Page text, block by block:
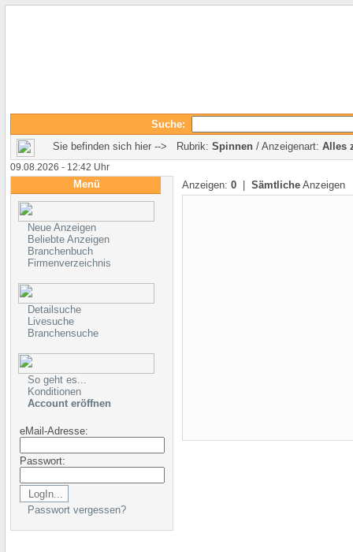
Suche:
Sie befinden sich hier --> Rubrik: Spinnen / Anzeigenart: Alles
09.08.2026 - 12:42 Uhr
Menü
Neue Anzeigen
Beliebte Anzeigen
Branchenbuch
Firmenverzeichnis
Detailsuche
Livesuche
Branchensuche
So geht es...
Konditionen
Account eröffnen
eMail-Adresse:
Passwort:
Passwort vergessen?
Anzeigen: 0 Sämtliche Anzeigen